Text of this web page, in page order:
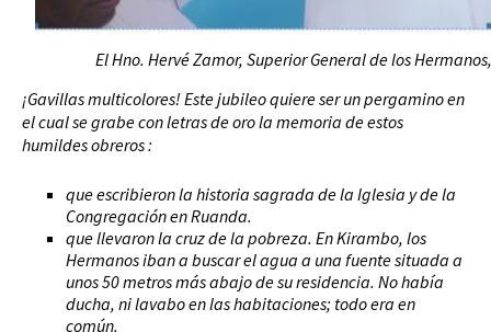
El Hno. Hervé Zamor, Superior General de los
¡Gavillas multicolores! Este jubileo quiere ser un pergamino en
el cual se grabe con letras de oro la memoria de estos
humildes obreros :
que escribieron la historia sagrada de la Iglesia y de la
Congregación en Ruanda.
que llevaron la cruz de la pobreza. En Kirambo, los
Hermanos iban a buscar el agua a una fuente situada a
unos 50 metros más abajo de su residencia. No había
ducha, ni lavabo en las habitaciones; todo era en
común.